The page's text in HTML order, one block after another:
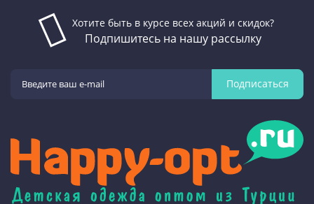
Хотите быть в курсе всех акций и скидок?
Подпишитесь на нашу рассылку
Подписаться